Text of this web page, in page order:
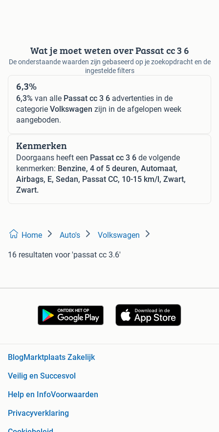
Wat je moet weten over Passat cc 3 6
De onderstaande waarden zijn gebaseerd op je zoekopdracht en de
ingestelde filters
6,3%
6,3% van alle Passat cc 3 6 advertenties in de
categorie Volkswagen zijn in de afgelopen week
aangeboden.
Kenmerken
Doorgaans heeft een Passat cc 3 6 de volgende
kenmerken: Benzine, 4 of 5 deuren, Automaat,
Airbags, E, Sedan, Passat CC, 10-15 km/l, Zwart,
Zwart.
Home Auto's Volkswagen
16 resultaten voor 'passat cc 3.6'
BlogMarktplaats Zakelijk
Veilig en Succesvol
Help en InfoVoorwaarden
Privacyverklaring